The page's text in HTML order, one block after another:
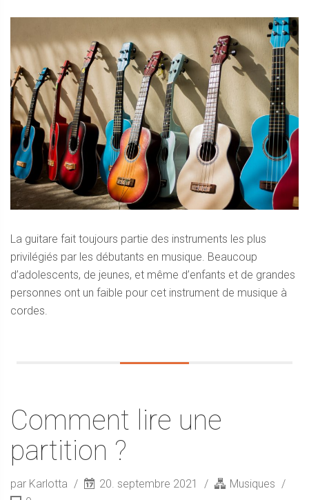
La guitare fait toujours partie des instruments les plus
privilégiés par les débutants en musique. Beaucoup
d’adolescents, de jeunes, et même d’enfants et de grandes
personnes ont un faible pour cet instrument de musique à
cordes.
Comment lire une
partition ?
par Karlotta 20. septembre 2021
Musiques